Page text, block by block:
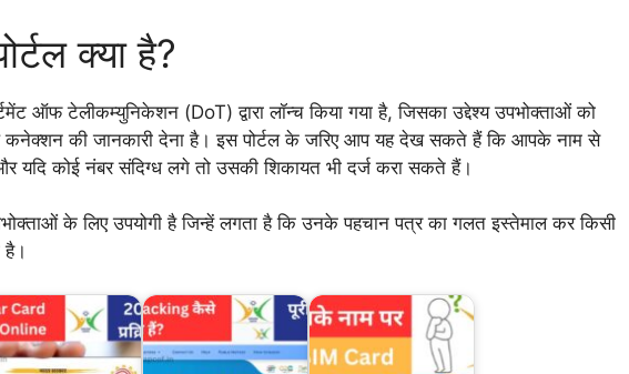
क्या है?
ऑफ टेलीकम्युनिकेशन (DoT) द्वारा लॉन्च किया गया है, जिसका उद्देश्य उपभोक्ताओं को
कनेक्शन की जानकारी देना है। इस पोर्टल के जरिए आप यह देख सकते हैं कि आपके नाम से
यदि कोई नंबर संदिग्ध लगे तो उसकी शिकायत भी दर्ज करा सकते हैं।
के लिए उपयोगी है जिन्हें लगता है कि उनके पहचान पत्र का गलत इस्तेमाल कर किसी
है।